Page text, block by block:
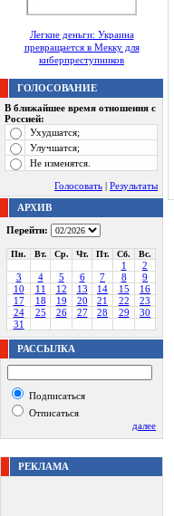
Легкие деньги: Украина
превращается в Мекку для
киберпреступников
ГОЛОСОВАНИЕ
В ближайшее время отношения с
Россией:
Ухудшатся;
Улучшатся;
Не изменятся.
Голосовать | Результаты
АРХИВ
Перейти:
Пн. Вт. Ср. Чт. Пт. Сб. Вс.
1
2
3
4 5 6 7 8
9
10
11 12 13 14 15
16
17
18 19 20 21 22
23
24
25 26 27 28 29
30
31
РАССЫЛКА
Подписаться
Отписаться
далее
РЕКЛАМА